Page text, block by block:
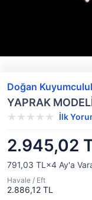
Doğan
YAPRAK
İlk
2.945,02
791,03 TL×4 Ay'a
Havale / Eft
2.886,12 TL